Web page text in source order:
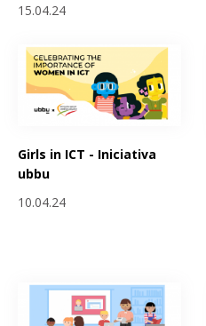
15.04.24
Girls in ICT - Iniciativa
ubbu
10.04.24